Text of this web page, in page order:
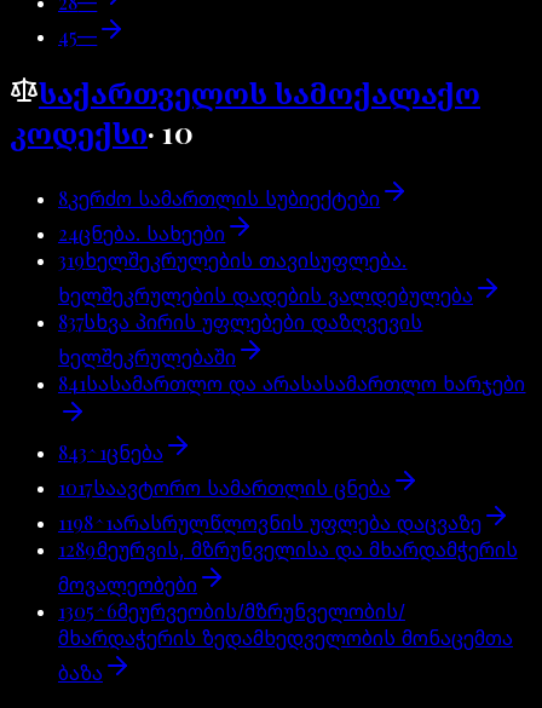
45—
საქართველოს სამოქალაქო
კოდექსი·10
8კერძო სამართლის სუბიექტები
24ცნება. სახეები
319ხელშეკრულების თავისუფლება.
ხელშეკრულების დადების ვალდებულება
837სხვა პირის უფლებები დაზღვევის
ხელშეკრულებაში
841სასამართლო და არასასამართლო ხარჯები
843^1ცნება
1017საავტორო სამართლის ცნება
1198^1არასრულწლოვნის უფლება დაცვაზე
1289მეურვის, მზრუნველისა და მხარდამჭერის
მოვალეობები
1305^6მეურვეობის/მზრუნველობის/
მხარდაჭერის ზედამხედველობის მონაცემთა
ბაზა